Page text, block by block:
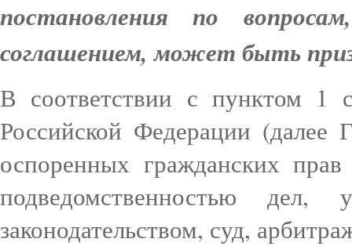
постановления по
соглашением, может быть
В соответствии с пунктом 1
Российской Федерации
оспоренных гражданских
подведомственностью дел,
законодательством, суд,